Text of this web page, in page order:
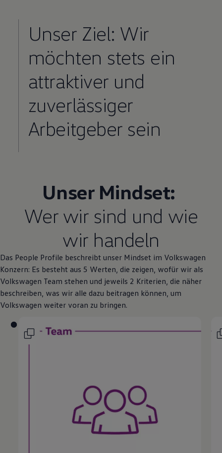
Unser Ziel: Wir
möchten stets ein
attraktiver und
zuverlässiger
Arbeitgeber sein
Unser Mindset:
Wer wir sind und wie
wir handeln
Das People Profile beschreibt unser Mindset im Volkswagen
Konzern: Es besteht aus 5 Werten, die zeigen, wofür wir als
Volkswagen Team stehen und jeweils 2 Kriterien, die näher
beschreiben, was wir alle dazu beitragen können, um
Volkswagen weiter voran zu bringen.